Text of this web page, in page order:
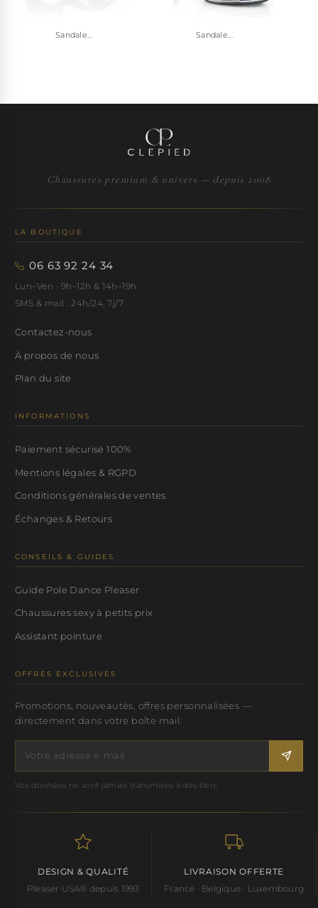
Sandale... Sandale...
Chaussures premium & univers — depuis 2008
LA BOUTIQUE
06 63 92 24 34
Lun–Ven · 9h–12h & 14h–19h
SMS & mail : 24h/24, 7j/7
Contactez-nous
À propos de nous
Plan du site
INFORMATIONS
Paiement sécurisé 100%
Mentions légales & RGPD
Conditions générales de ventes
Échanges & Retours
CONSEILS & GUIDES
Guide Pole Dance Pleaser
Chaussures sexy à petits prix
Assistant pointure
OFFRES EXCLUSIVES
Promotions, nouveautés, offres personnalisées —
directement dans votre boîte mail.
Vos données ne sont jamais transmises à des tiers.
DESIGN & QUALITÉ
Pleaser USA® depuis 1993
LIVRAISON OFFERTE
France · Belgique · Luxembourg